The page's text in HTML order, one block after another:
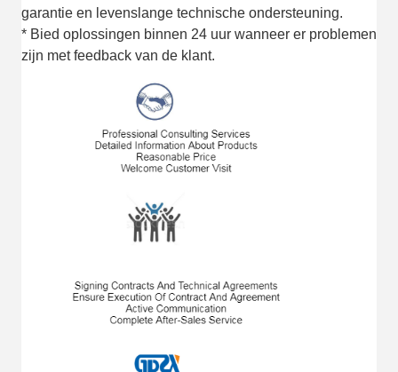
garantie en levenslange technische ondersteuning.
* Bied oplossingen binnen 24 uur wanneer er problemen
zijn met feedback van de klant.